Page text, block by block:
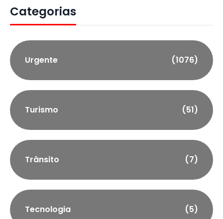
Categorias
Urgente (1076)
Turismo (51)
Trânsito (7)
Tecnologia (5)